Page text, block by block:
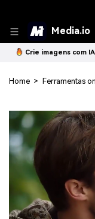
Media.io
Crie imagens com
Home > Ferramentas